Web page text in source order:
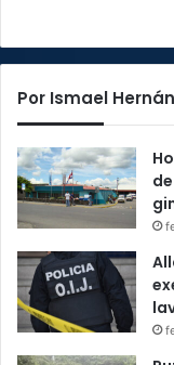
Por Ismael